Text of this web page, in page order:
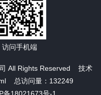
All Rights Reserved 技术
总访问量：132249
访问手机端